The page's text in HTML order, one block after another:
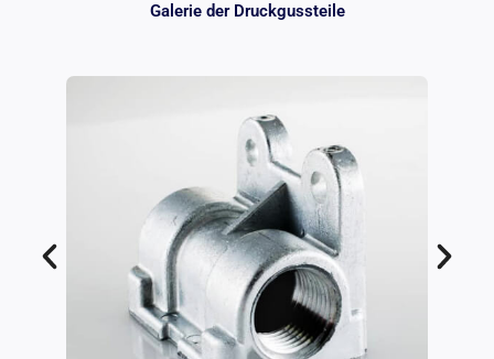
Galerie der Druckgussteile